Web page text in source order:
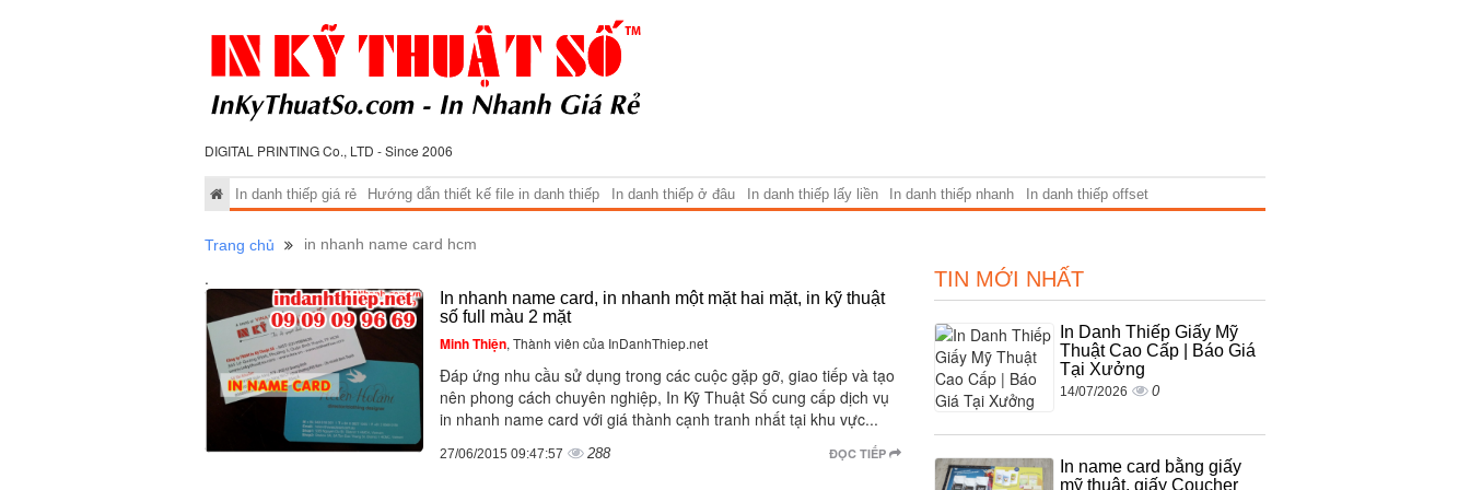
DIGITAL PRINTING Co., LTD - Since 2006
In danh thiếp giá rẻ Hướng dẫn thiết kế file in danh thiếp In danh thiếp ở đâu In danh thiếp lấy liền In danh thiếp nhanh In danh thiếp offset
Trang chủ in nhanh name card hcm
.
In nhanh name card, in nhanh một mặt hai mặt, in kỹ thuật
số full màu 2 mặt
Minh Thiện, Thành viên của InDanhThiep.net
Đáp ứng nhu cầu sử dụng trong các cuộc gặp gỡ, giao tiếp và tạo
nên phong cách chuyên nghiệp, In Kỹ Thuật Số cung cấp dịch vụ
in nhanh name card với giá thành cạnh tranh nhất tại khu vực...
ĐỌC TIẾP
27/06/2015 09:47:57 288
TIN MỚI NHẤT
In Danh Thiếp Giấy Mỹ
Thuật Cao Cấp | Báo Giá
Tại Xưởng
14/07/2026 0
In name card bằng giấy
mỹ thuật, giấy Coucher